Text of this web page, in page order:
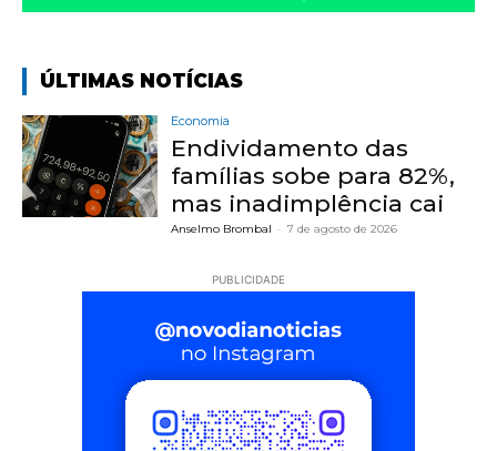
ÚLTIMAS NOTÍCIAS
Economia
Endividamento das
famílias sobe para 82%,
mas inadimplência cai
Anselmo Brombal - 7 de agosto de 2026
PUBLICIDADE